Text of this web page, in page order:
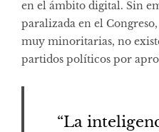
en el ámbito digital. Sin
paralizada en el
muy minoritarias, no
partidos políticos por
“La